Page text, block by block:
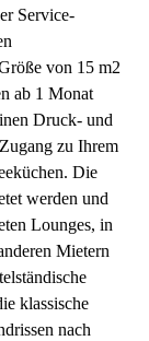
Service-
von 15 m2
ab 1 Monat
Druck- und
zu Ihrem
Die
werden und
Lounges, in
Mietern
klassische
nach